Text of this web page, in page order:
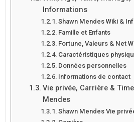
Informations
Shawn Mendes Wiki &
Famille et Enfants
Fortune, Valeurs & Net
Caractéristiques
Données personnelles
Informations de contact
Vie privée, Carrière &
Mendes
Shawn Mendes Vie